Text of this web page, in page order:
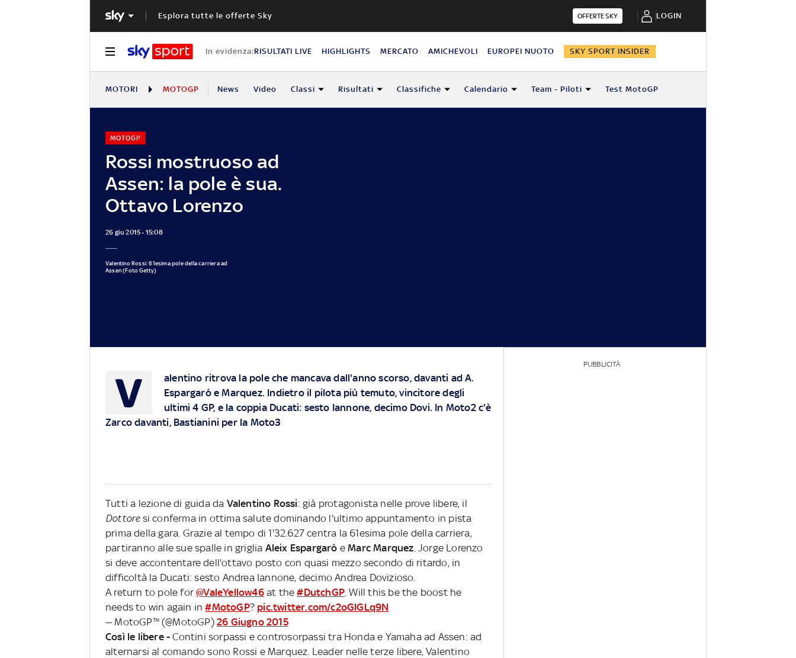
Esplora tutte le offerte Sky OFFERTE SKY LOGIN
In evidenza:RISULTATI LIVE HIGHLIGHTS MERCATO AMICHEVOLI EUROPEI NUOTO SKY SPORT INSIDER
MOTORI MOTOGP News Video Classi Risultati Classifiche Calendario Team - Piloti Test MotoGP
Rossi mostruoso ad
Assen: la pole è sua.
Ottavo Lorenzo
MOTOGP
26 giu 2015 - 15:08
Valentino Rossi: 61esima pole della carriera ad
Assen (Foto Getty)
V
alentino ritrova la pole che mancava dall'anno scorso, davanti ad A.
Espargaró e Marquez. Indietro il pilota più temuto, vincitore degli
ultimi 4 GP, e la coppia Ducati: sesto Iannone, decimo Dovi. In Moto2 c'è
Zarco davanti, Bastianini per la Moto3
Tutti a lezione di guida da Valentino Rossi: già protagonista nelle prove libere, il
Dottoresi conferma in ottima salute dominando l'ultimo appuntamento in pista
prima della gara. Grazie al tempo di 1'32.627 centra la 61esima pole della carriera,
partiranno alle sue spalle in griglia Aleix Espargaró eMarc Marquez . Jorge Lorenzo
si deve accontentare dell'ottavo posto con quasi mezzo secondo di ritardo, in
difficoltà la Ducati: sesto Andrea Iannone, decimo Andrea Dovizioso.
A return to pole for@ValeYellow46at the#DutchGP. Will this be the boost he
needs to win again in#MotoGP? pic.twitter.com/c2oGlGLq9N
— MotoGP™ (@MotoGP) 26 Giugno 2015
Così le libere -Contini sorpassi e controsorpassi tra Honda e Yamaha ad Assen: ad
alternarsi al comando sono Rossi e Marquez. Leader nelle terze libere, Valentino
PUBBLICITÀ